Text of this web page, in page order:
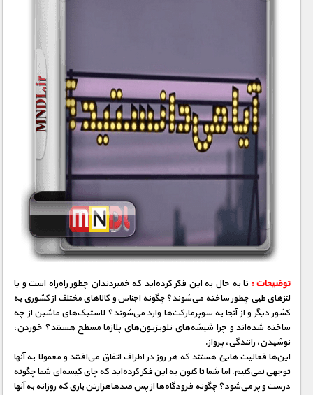
فرهنگ / هنر
کیهان / نجوم
گردشگری
ماورایی
مسابقات / ورزشی
مستند های اختصاصی
توضیحات : تا به حال به این فکر کرده‌اید که خمیردندان چطور راه‌راه است و یا
لنز‌های طبی چطور ساخته می‌شوند؟ چگونه اجناس و کالا‌ها‌ی مختلف از کشوری به
کشور دیگر و از آنجا به سوپر‌مارکت‌ها وارد می‌شوند؟ لاستیک‌ها‌ی ماشین از چه
ساخته شده‌اند و چرا شیشه‌های تلویزیون‌های پلازما مسطح هستند؟ خوردن،
نوشیدن، رانندگی‌، پرواز.
این‌ها فعالیت هایئ هستند که هر روز در اطراف اتفاق می‌افتند و معمولا به آنها
توجهی‌ نمی‌کنیم. اما شما تا کنون به این فکر کرده‌اید که چای کیسه‌ای شما چگونه
درست و پر می‌شود؟ چگونه فرودگاه‌ها از پس صدها‌هزارتن باری که روزانه به آنها